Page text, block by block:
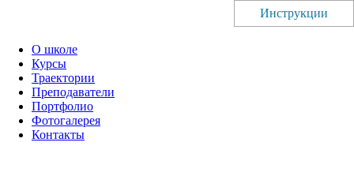
О школе
Курсы
Траектории
Преподаватели
Портфолио
Фотогалерея
Контакты
Инструкции